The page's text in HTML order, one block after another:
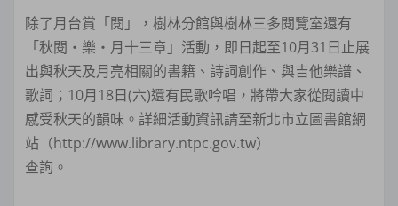
除了月台賞「閱」，樹林分館與樹林三多閱覽室還有
「秋閱‧樂‧月十三章」活動，即日起至10月31日止展
出與秋天及月亮相關的書籍、詩詞創作、與吉他樂譜、
歌詞；10月18日(六)還有民歌吟唱，將帶大家從閱讀中
感受秋天的韻味。詳細活動資訊請至新北市立圖書館網
站（http://www.library.ntpc.gov.tw）
查詢。